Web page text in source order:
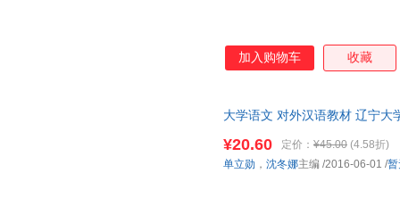
加入购物车 收藏
大学语文 对外汉语教材 辽宁大
¥20.60 定价： ¥45.00 (4.58折)
单立勋 ， 沈冬娜主编 /2016-06-01 /